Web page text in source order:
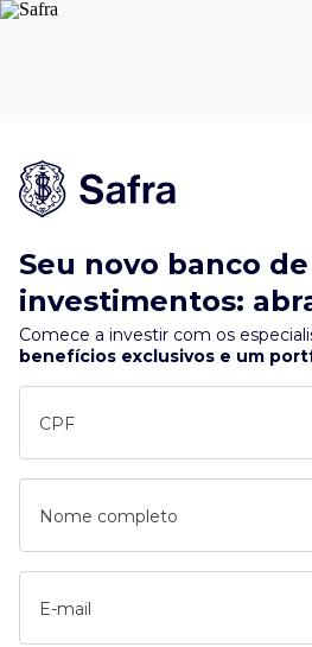
Seu novo banco de
investimentos:
Comece a investir com os
benefícios exclusivos e um
CPF
Nome completo
E-mail